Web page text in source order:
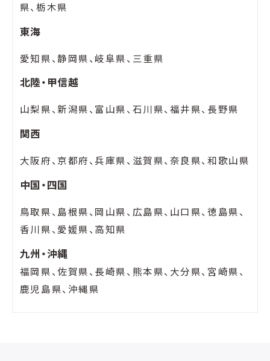
県、栃木県
東海
愛知県、静岡県、岐阜県、三重県
北陸・甲信越
山梨県、新潟県、富山県、石川県、福井県、長野県
関西
大阪府、京都府、兵庫県、滋賀県、奈良県、和歌山県
中国・四国
鳥取県、島根県、岡山県、広島県、山口県、徳島県、
香川県、愛媛県、高知県
九州・沖縄
福岡県、佐賀県、長崎県、熊本県、大分県、宮崎県、
鹿児島県、沖縄県